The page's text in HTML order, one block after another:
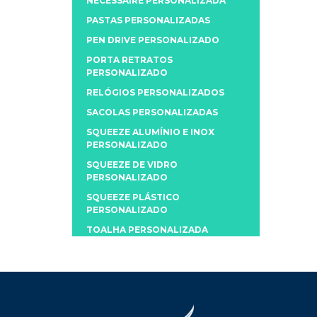
PASTAS PERSONALIZADAS
PEN DRIVE PERSONALIZADO
PORTA RETRATOS
PERSONALIZADO
RELÓGIOS PERSONALIZADOS
SACOLAS PERSONALIZADAS
SQUEEZE ALUMÍNIO E INOX
PERSONALIZADO
SQUEEZE DE VIDRO
PERSONALIZADO
SQUEEZE PLÁSTICO
PERSONALIZADO
TOALHA PERSONALIZADA